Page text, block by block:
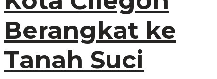
Berangkat ke
Tanah Suci